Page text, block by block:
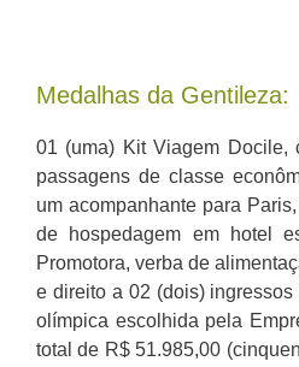
Medalhas da Gentileza:
01 (uma) Kit Viagem Docile,
passagens de classe
um acompanhante para
de hospedagem em hotel
Promotora, verba de
e direito a 02 (dois)
olímpica escolhida pela
total de R$ 51.985,00